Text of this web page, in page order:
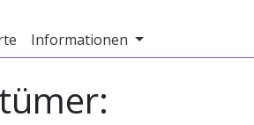
Informationen